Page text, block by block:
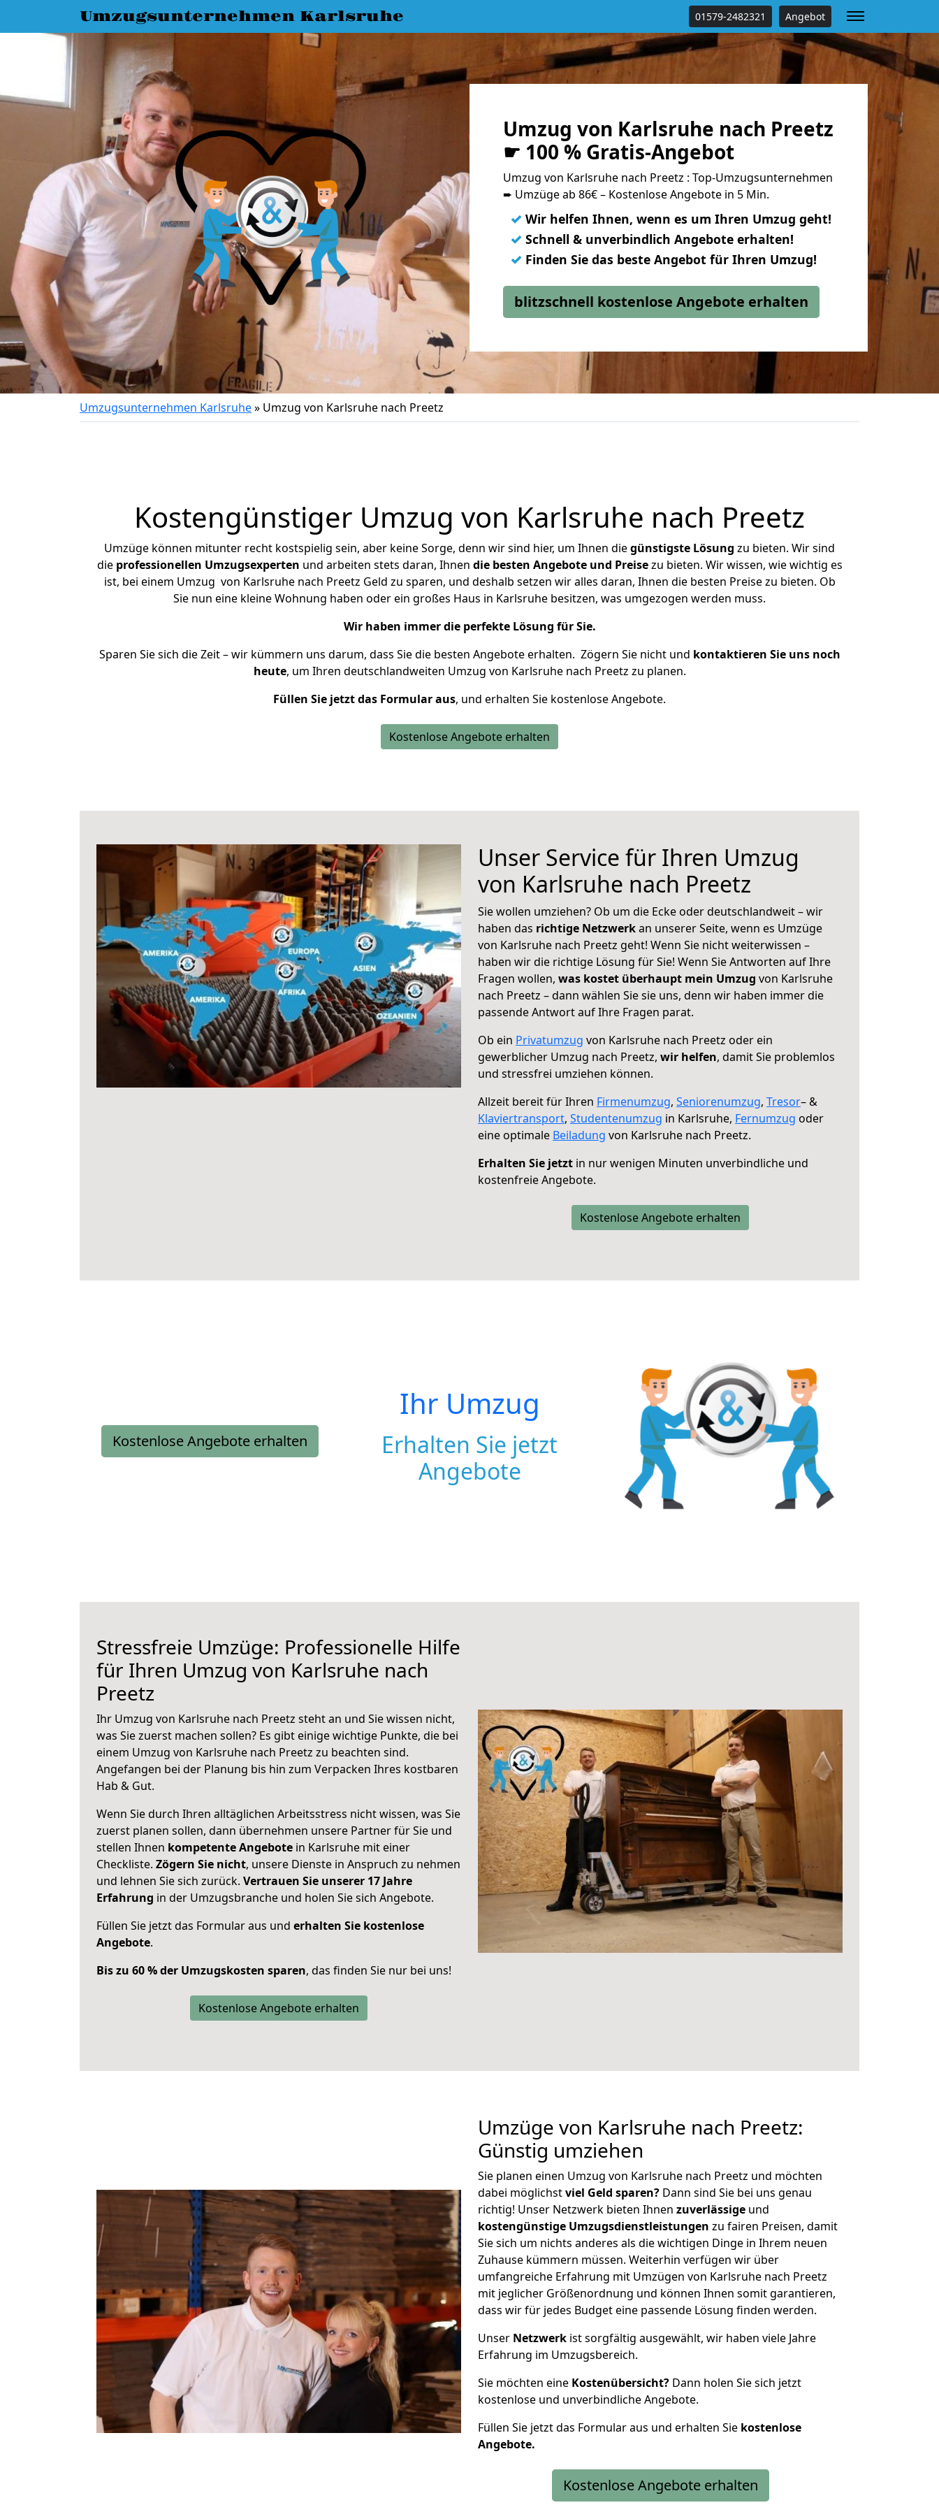
Umzugsunternehmen Karlsruhe 01579-2482321 Angebot
Umzug von Karlsruhe nach Preetz
☛ 100 % Gratis-Angebot
Umzug von Karlsruhe nach Preetz : Top-Umzugsunternehmen
➨ Umzüge ab 86€ – Kostenlose Angebote in 5 Min.
✓ Wir helfen Ihnen, wenn es um Ihren Umzug geht!
✓ Schnell & unverbindlich Angebote erhalten!
✓ Finden Sie das beste Angebot für Ihren Umzug!
blitzschnell kostenlose Angebote erhalten
Umzugsunternehmen Karlsruhe» Umzug von Karlsruhe nach Preetz
Kostengünstiger Umzug von Karlsruhe nach Preetz
Umzüge können mitunter recht kostspielig sein, aber keine Sorge, denn wir sind hier, um Ihnen diegünstigste Lösung zu bieten. Wir sind
die professionellen Umzugsexperten und arbeiten stets daran, Ihnen die besten Angebote und Preisezu bieten. Wir wissen, wie wichtig es
ist, bei einem Umzug von Karlsruhe nach Preetz Geld zu sparen, und deshalb setzen wir alles daran, Ihnen die besten Preise zu bieten. Ob
Sie nun eine kleine Wohnung haben oder ein großes Haus in Karlsruhe besitzen, was umgezogen werden muss.
Wir haben immer die perfekte Lösung für Sie.
Sparen Sie sich die Zeit – wir kümmern uns darum, dass Sie die besten Angebote erhalten. Zögern Sie nicht und kontaktieren Sie uns noch
heute, um Ihren deutschlandweiten Umzug von Karlsruhe nach Preetz zu planen.
Füllen Sie jetzt das Formular aus, und erhalten Sie kostenlose Angebote.
Kostenlose Angebote erhalten
Unser Service für Ihren Umzug
von Karlsruhe nach Preetz
Sie wollen umziehen? Ob um die Ecke oder deutschlandweit – wir
haben das richtige Netzwerkan unserer Seite, wenn es Umzüge
von Karlsruhe nach Preetz geht! Wenn Sie nicht weiterwissen –
haben wir die richtige Lösung für Sie! Wenn Sie Antworten auf Ihre
Fragen wollen, was kostet überhaupt mein Umzug von Karlsruhe
nach Preetz – dann wählen Sie sie uns, denn wir haben immer die
passende Antwort auf Ihre Fragen parat.
Ob ein Privatumzug von Karlsruhe nach Preetz oder ein
gewerblicher Umzug nach Preetz, wir helfen, damit Sie problemlos
und stressfrei umziehen können.
Allzeit bereit für Ihren Firmenumzug, Seniorenumzug, Tresor– &
Klaviertransport, Studentenumzug in Karlsruhe, Fernumzug oder
eine optimale Beiladung von Karlsruhe nach Preetz.
Erhalten Sie jetzt in nur wenigen Minuten unverbindliche und
kostenfreie Angebote.
Kostenlose Angebote erhalten
Kostenlose Angebote erhalten
Ihr Umzug
Erhalten Sie jetzt
Angebote
Stressfreie Umzüge: Professionelle Hilfe
für Ihren Umzug von Karlsruhe nach
Preetz
Ihr Umzug von Karlsruhe nach Preetz steht an und Sie wissen nicht,
was Sie zuerst machen sollen? Es gibt einige wichtige Punkte, die bei
einem Umzug von Karlsruhe nach Preetz zu beachten sind.
Angefangen bei der Planung bis hin zum Verpacken Ihres kostbaren
Hab & Gut.
Wenn Sie durch Ihren alltäglichen Arbeitsstress nicht wissen, was Sie
zuerst planen sollen, dann übernehmen unsere Partner für Sie und
stellen Ihnen kompetente Angebote in Karlsruhe mit einer
Checkliste. Zögern Sie nicht, unsere Dienste in Anspruch zu nehmen
und lehnen Sie sich zurück. Vertrauen Sie unserer 17 Jahre
Erfahrung in der Umzugsbranche und holen Sie sich Angebote.
Füllen Sie jetzt das Formular aus und erhalten Sie kostenlose
Angebote.
Bis zu 60 % der Umzugskosten sparen, das finden Sie nur bei uns!
Kostenlose Angebote erhalten
Umzüge von Karlsruhe nach Preetz:
Günstig umziehen
Sie planen einen Umzug von Karlsruhe nach Preetz und möchten
dabei möglichstviel Geld sparen? Dann sind Sie bei uns genau
richtig! Unser Netzwerk bieten Ihnen zuverlässige und
kostengünstige Umzugsdienstleistungen zu fairen Preisen, damit
Sie sich um nichts anderes als die wichtigen Dinge in Ihrem neuen
Zuhause kümmern müssen. Weiterhin verfügen wir über
umfangreiche Erfahrung mit Umzügen von Karlsruhe nach Preetz
mit jeglicher Größenordnung und können Ihnen somit garantieren,
dass wir für jedes Budget eine passende Lösung finden werden.
Unser Netzwerk ist sorgfältig ausgewählt, wir haben viele Jahre
Erfahrung im Umzugsbereich.
Sie möchten eine Kostenübersicht? Dann holen Sie sich jetzt
kostenlose und unverbindliche Angebote.
Füllen Sie jetzt das Formular aus und erhalten Sie kostenlose
Angebote.
Kostenlose Angebote erhalten